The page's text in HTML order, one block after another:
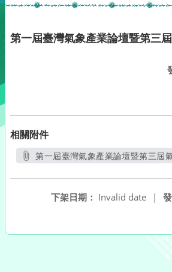
第一屆臺灣氣象產業論壇暨第三
相關附件
第一屆臺灣氣象產業論壇暨第三屆
下架日期： Invalid date
|